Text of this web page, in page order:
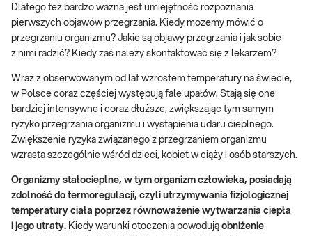
Dlatego też bardzo ważna jest umiejętność rozpoznania
pierwszych objawów przegrzania. Kiedy możemy mówić o
przegrzaniu organizmu? Jakie są objawy przegrzania i jak sobie
z nimi radzić? Kiedy zaś należy skontaktować się z lekarzem?
Wraz z obserwowanym od lat wzrostem temperatury na świecie,
w Polsce coraz częściej występują fale upałów. Stają się one
bardziej intensywne i coraz dłuższe, zwiększając tym samym
ryzyko przegrzania organizmu i wystąpienia udaru cieplnego.
Zwiększenie ryzyka związanego z przegrzaniem organizmu
wzrasta szczególnie wśród dzieci, kobiet w ciąży i osób starszych.
Organizmy stałocieplne, w tym organizm człowieka, posiadają
zdolność do termoregulacji, czyli utrzymywania fizjologicznej
temperatury ciała poprzez równoważenie wytwarzania ciepła
i jego utraty. Kiedy warunki otoczenia powodują obniżenie